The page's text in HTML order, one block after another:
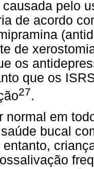
pelo
de acordo
de
os
que os
27.
normal em
bucal